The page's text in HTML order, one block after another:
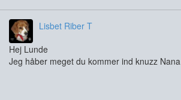
Lisbet Riber T
Hej Lunde
Jeg håber meget du kommer ind knuzz Nana